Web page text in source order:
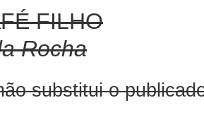
FILHO
Rocha
substitui o